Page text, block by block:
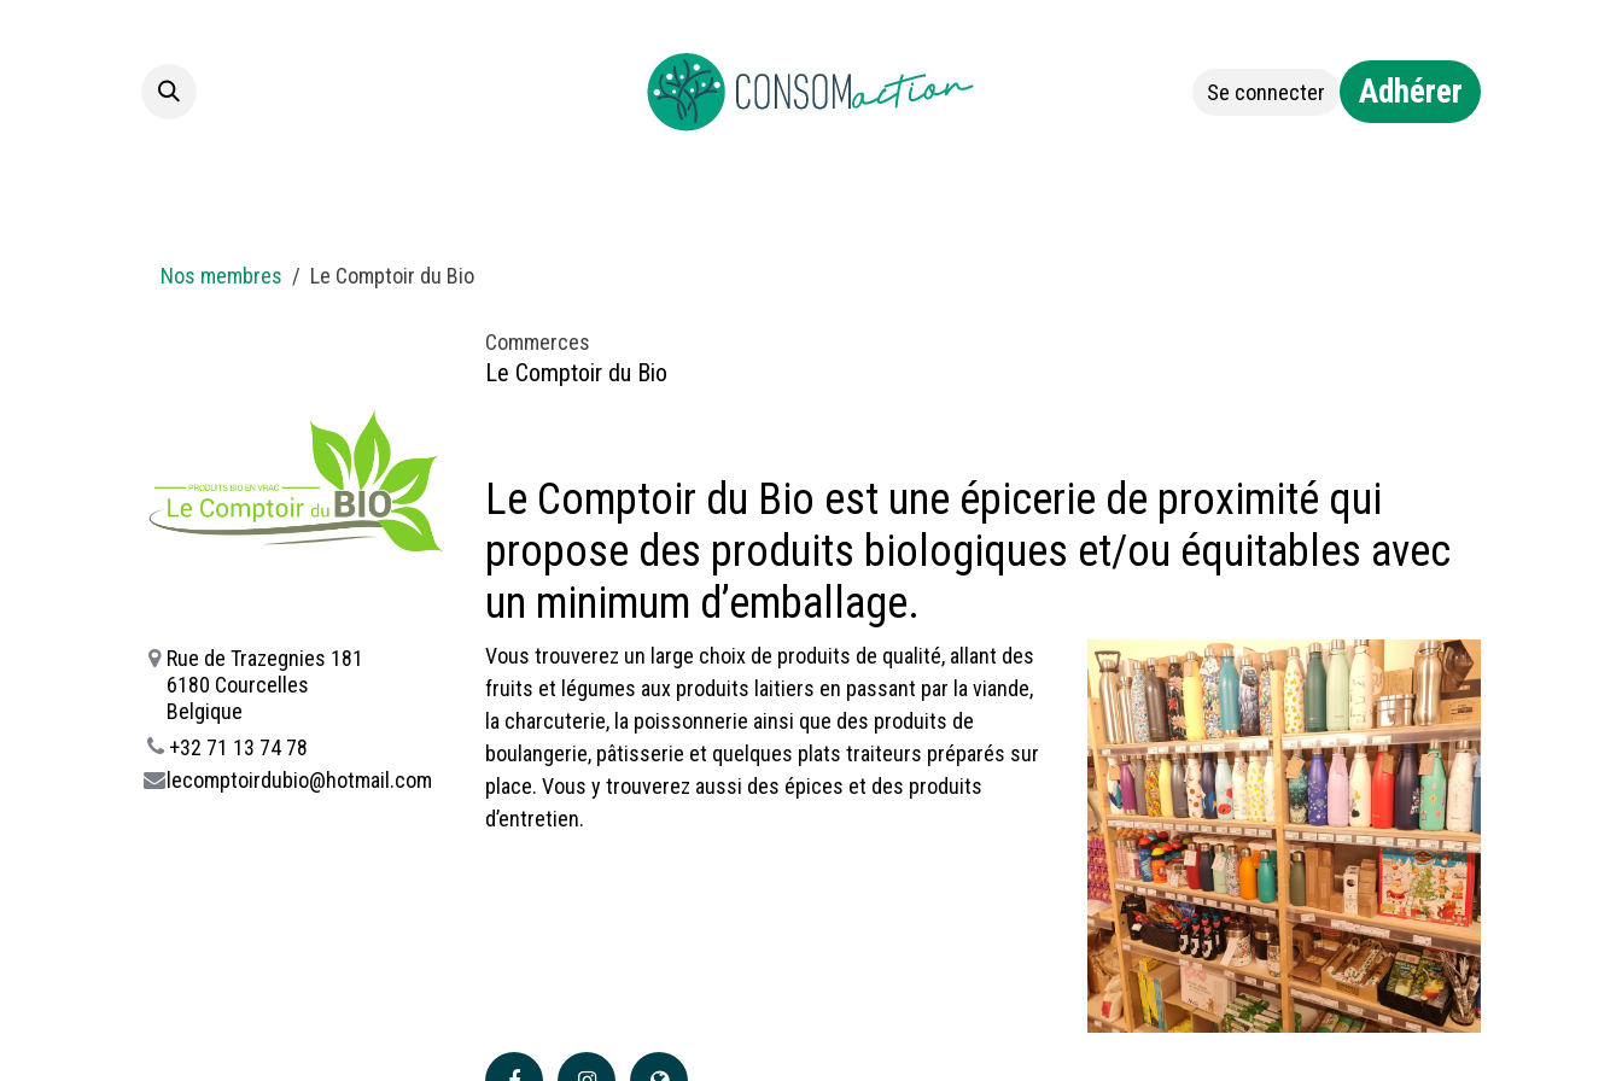
Se connecter Adhérer
Nos membres Le Comptoir du Bio
Rue de Trazegnies 181
6180 Courcelles
Belgique
+32 71 13 74 78
lecomptoirdubio@hotmail.com
Commerces
Le Comptoir du Bio
Le Comptoir du Bio est une épicerie de proximité qui
propose des produits biologiques et/ou équitables avec
un minimum d’emballage.
Vous trouverez un large choix de produits de qualité, allant des
fruits et légumes aux produits laitiers en passant par la viande,
la charcuterie, la poissonnerie ainsi que des produits de
boulangerie, pâtisserie et quelques plats traiteurs préparés sur
place. Vous y trouverez aussi des épices et des produits
d’entretien.